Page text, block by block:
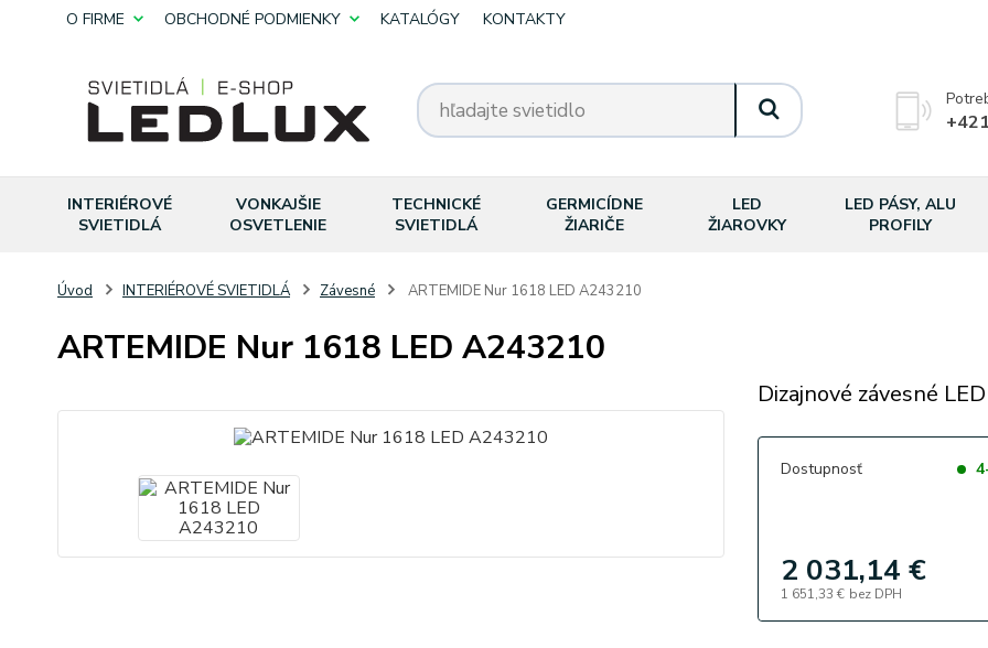
O FIRME OBCHODNÉ PODMIENKY KATALÓGY KONTAKTY
INTERIÉROVÉ
SVIETIDLÁ
VONKAJŠIE
OSVETLENIE
TECHNICKÉ
SVIETIDLÁ
GERMICÍDNE
ŽIARIČE
LED
ŽIAROVKY
LED PÁSY, ALU
PROFILY
Úvod INTERIÉROVÉ SVIETIDLÁ Závesné ARTEMIDE Nur 1618 LED A243210
ARTEMIDE Nur 1618 LED A243210
Dizajnové závesné
Dostupnosť
2 031,14 €
1 651,33 € bez DPH